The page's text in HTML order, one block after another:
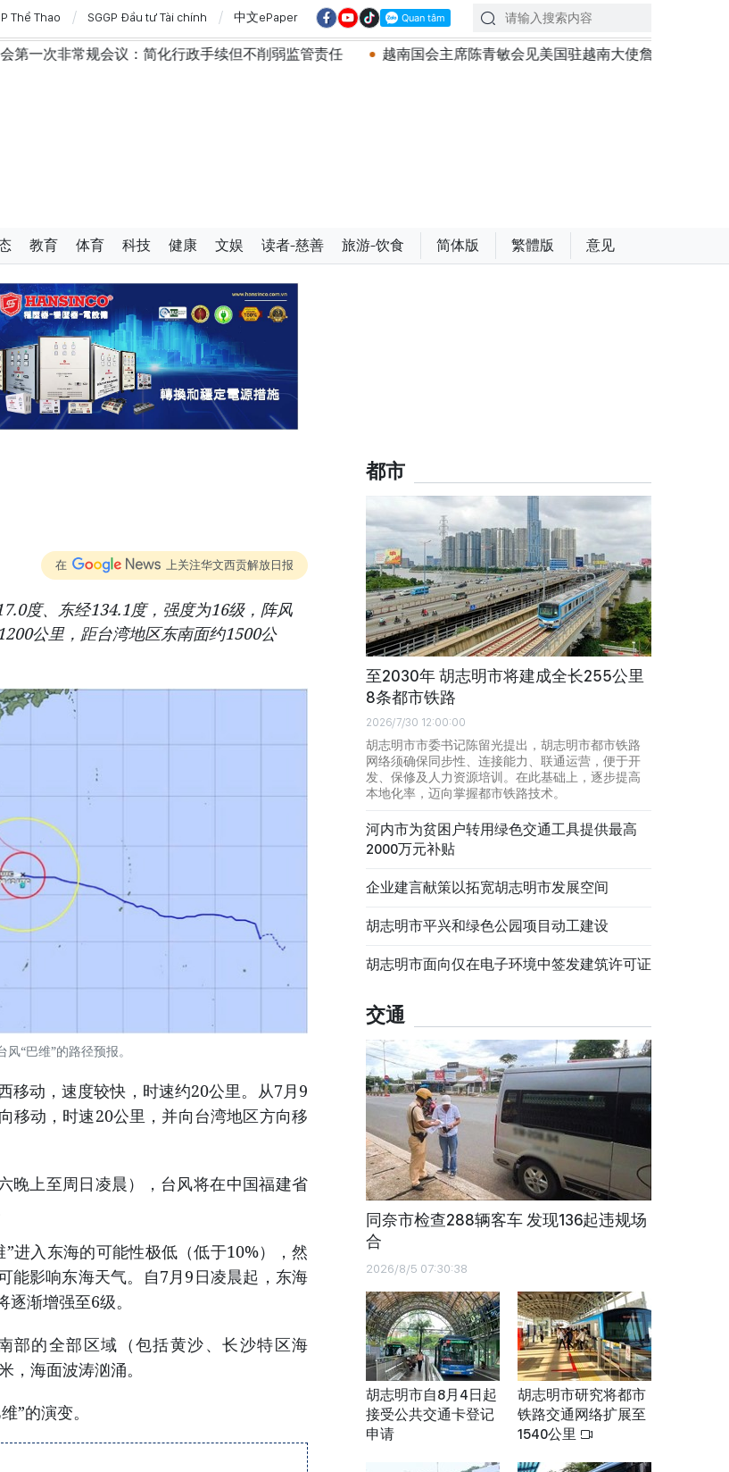
Thể Thao SGGP Đầu tư Tài chính 中文ePaper
手续但不削弱监管责任 越南国会主席陈青敏会见美国驻越南大使詹妮弗·威克斯 越南共产党中央总书记
教育 体育 科技 健康 文娱 读者-慈善 旅游-饮食 简体版 繁體版 意见
在 上关注华文西贡解放日报
度、东经134.1度，强度为16级，阵风
公里，距台湾地区东南面约1500公
“巴维”的路径预报。
移动，速度较快，时速约20公里。从7月9
移动，时速20公里，并向台湾地区方向移
晚上至周日凌晨），台风将在中国福建省
进入东海的可能性极低（低于10%），然
能影响东海天气。自7月9日凌晨起，东海
渐增强至6级。
部的全部区域（包括黄沙、长沙特区海
，海面波涛汹涌。
”的演变。
都市
至2030年 胡志明市将建成全长255公里
8条都市铁路
2026/7/30 12:00:00
胡志明市市委书记陈留光提出，胡志明市都市铁路
网络须确保同步性、连接能力、联通运营，便于开
发、保修及人力资源培训。在此基础上，逐步提高
本地化率，迈向掌握都市铁路技术。
河内市为贫困户转用绿色交通工具提供最高
2000万元补贴
企业建言献策以拓宽胡志明市发展空间
胡志明市平兴和绿色公园项目动工建设
胡志明市面向仅在电子环境中签发建筑许可证
交通
同奈市检查288辆客车 发现136起违规场
合
2026/8/5 07:30:38
胡志明市自8月4日起
接受公共交通卡登记
申请
胡志明市研究将都市
铁路交通网络扩展至
1540公里